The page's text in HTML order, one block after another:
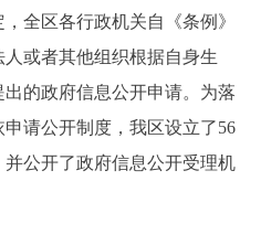
区各行政机关自《条例》
或者其他组织根据自身生
的政府信息公开申请。为落
请公开制度，我区设立了56
公开了政府信息公开受理机